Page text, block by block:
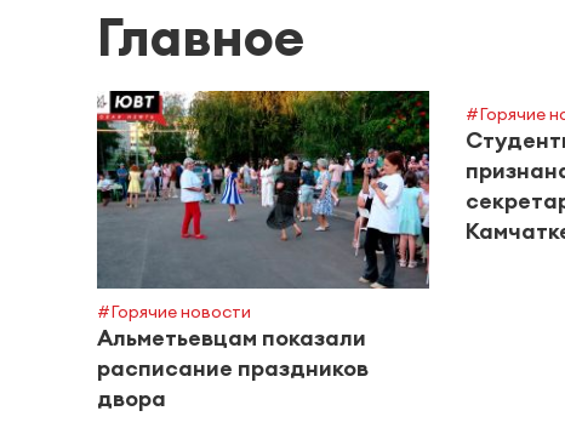
Главное
#Горячие новости
Альметьевцам показали
расписание праздников
двора
#Горячие